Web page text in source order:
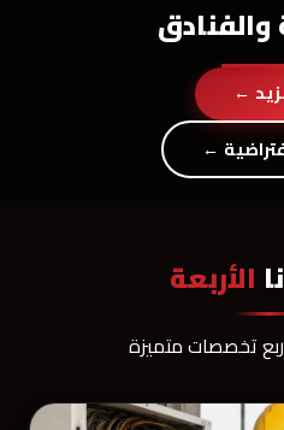
والفنادق
←
←
الأربعة
تخصصات متميزة